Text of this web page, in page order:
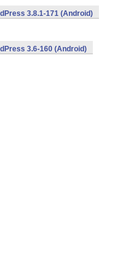
3.8.1-171 (Android)
3.6-160 (Android)